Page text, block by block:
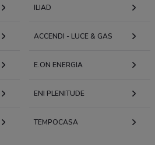
ILIAD
ACCENDI - LUCE & GAS
E.ON ENERGIA
ENI PLENITUDE
TEMPOCASA